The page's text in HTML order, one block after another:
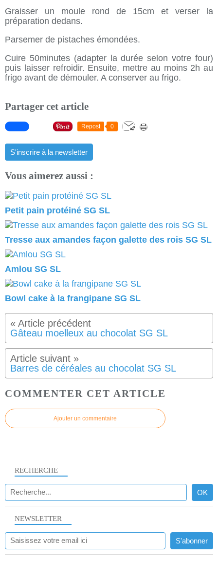
Graisser un moule rond de 15cm et verser la
préparation dedans.
Parsemer de pistaches émondées.
Cuire 50minutes (adapter la durée selon votre four)
puis laisser refroidir. Ensuite, mettre au moins 2h au
frigo avant de démouler. A conserver au frigo.
Partager cet article
Repost 0
S'inscrire à la newsletter
Vous aimerez aussi :
Petit pain protéiné SG SL
Tresse aux amandes façon galette des rois SG SL
Amlou SG SL
Bowl cake à la frangipane SG SL
Gâteau moelleux au chocolat SG SL
Barres de céréales au chocolat SG SL
COMMENTER CET ARTICLE
Ajouter un commentaire
NEWSLETTER
RECHERCHE